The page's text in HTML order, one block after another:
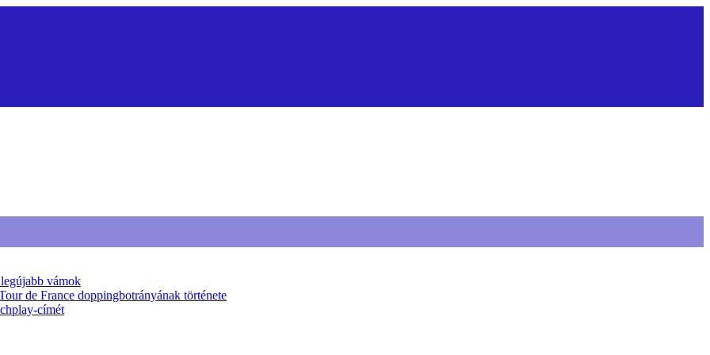
vámok
de France doppingbotrányának története
címét